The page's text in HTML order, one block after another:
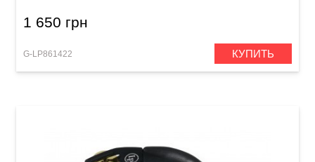
1 650 грн
G-LP861422 КУПИТЬ